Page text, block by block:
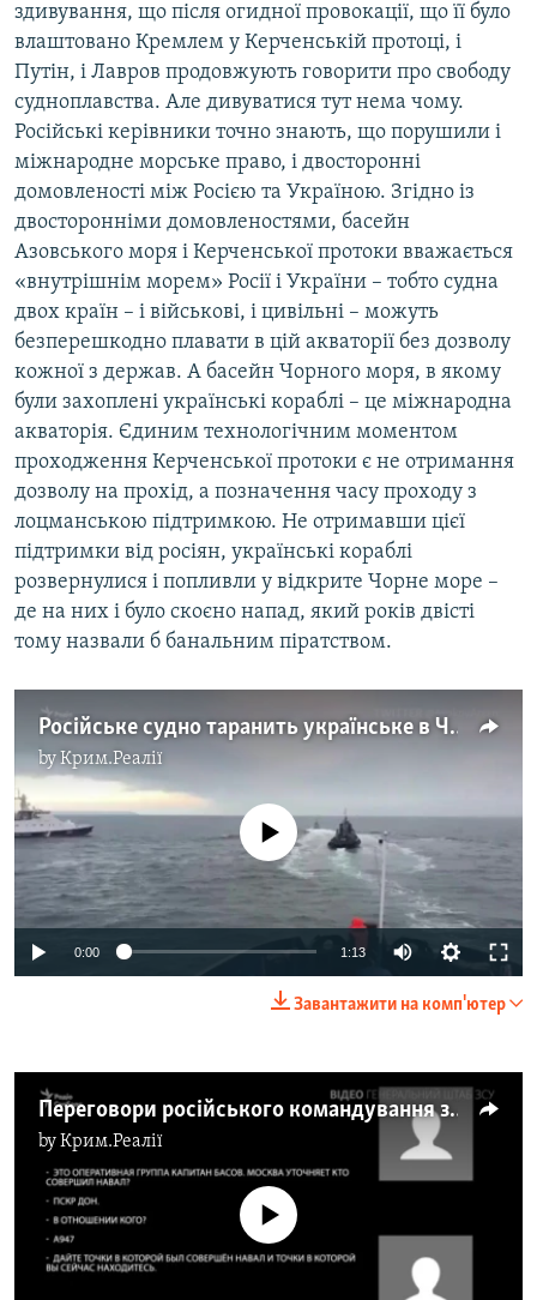
здивування, що після огидної провокації, що її було
влаштовано Кремлем у Керченській протоці, і
Путін, і Лавров продовжують говорити про свободу
судноплавства. Але дивуватися тут нема чому.
Російські керівники точно знають, що порушили і
міжнародне морське право, і двосторонні
домовленості між Росією та Україною. Згідно із
двосторонніми домовленостями, басейн
Азовського моря і Керченської протоки вважається
«внутрішнім морем» Росії і України – тобто судна
двох країн – і військові, і цивільні – можуть
безперешкодно плавати в цій акваторії без дозволу
кожної з держав. А басейн Чорного моря, в якому
були захоплені українські кораблі – це міжнародна
акваторія. Єдиним технологічним моментом
проходження Керченської протоки є не отримання
дозволу на прохід, а позначення часу проходу з
лоцманською підтримкою. Не отримавши цієї
підтримки від росіян, українські кораблі
розвернулися і попливли у відкрите Чорне море –
де на них і було скоєно напад, який років двісті
тому назвали б банальним піратством.
Російське судно таранить українське в Чорному морі – відео
byКрим.Реалії
No media source currently available
0:00 1:13
Завантажити на комп'ютер
Переговори російського командування з екіпажами прикордонних кораблів РФ – відео
byКрим.Реалії
No media source currently available